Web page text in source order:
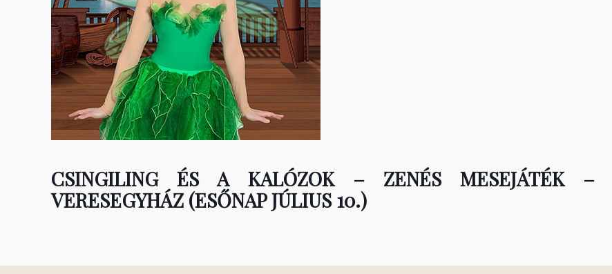
CSINGILING ÉS A KALÓZOK – ZENÉS MESEJÁTÉK –
VERESEGYHÁZ (ESŐNAP JÚLIUS 10.)